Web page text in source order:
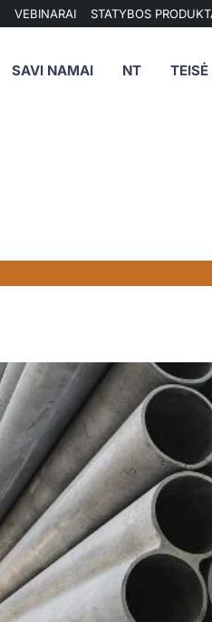
VEBINARAI STATYBOS
SAVI NAMAI NT TEISĖ